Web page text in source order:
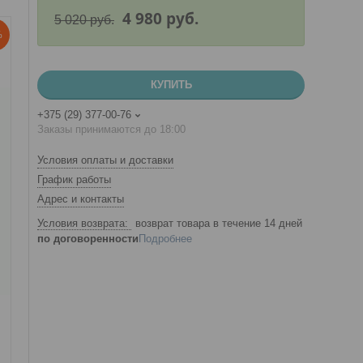
5 020руб. 4 980 руб.
КУПИТЬ
+375 (29) 377-00-76
Заказы принимаются до 18:00
Условия оплаты и доставки
График работы
Адрес и контакты
возврат товара в течение 14 дней
по договоренности Подробнее